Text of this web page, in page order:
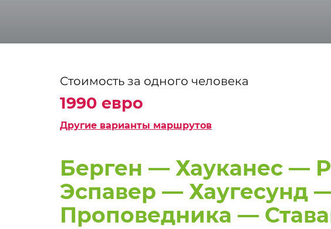
Стоимость за одного человека
1990 евро
Другие варианты маршрутов
Берген — Хауканес —
Эспавер — Хаугесунд
Проповедника —